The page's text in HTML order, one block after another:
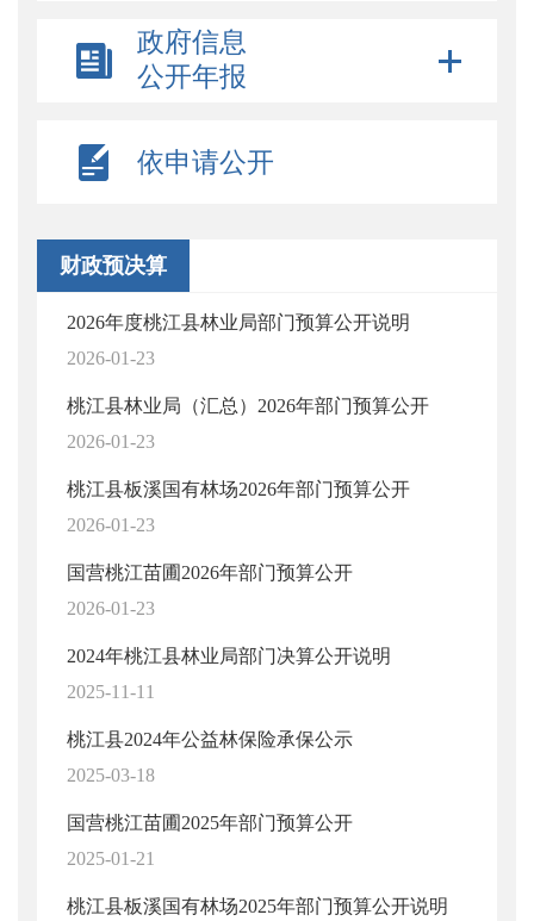
政府信息
公开年报
依申请公开
财政预决算
2026年度桃江县林业局部门预算公开说明
2026-01-23
桃江县林业局（汇总）2026年部门预算公开
2026-01-23
桃江县板溪国有林场2026年部门预算公开
2026-01-23
国营桃江苗圃2026年部门预算公开
2026-01-23
2024年桃江县林业局部门决算公开说明
2025-11-11
桃江县2024年公益林保险承保公示
2025-03-18
国营桃江苗圃2025年部门预算公开
2025-01-21
桃江县板溪国有林场2025年部门预算公开说明